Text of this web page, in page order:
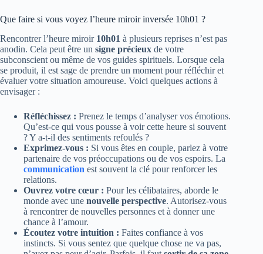
Que faire si vous voyez l’heure miroir inversée 10h01 ?
Rencontrer l’heure miroir 10h01 à plusieurs reprises n’est pas
anodin. Cela peut être un signe précieux de votre
subconscient ou même de vos guides spirituels. Lorsque cela
se produit, il est sage de prendre un moment pour réfléchir et
évaluer votre situation amoureuse. Voici quelques actions à
envisager :
Réfléchissez : Prenez le temps d’analyser vos émotions.
Qu’est-ce qui vous pousse à voir cette heure si souvent
? Y a-t-il des sentiments refoulés ?
Exprimez-vous : Si vous êtes en couple, parlez à votre
partenaire de vos préoccupations ou de vos espoirs. La
communication est souvent la clé pour renforcer les
relations.
Ouvrez votre cœur : Pour les célibataires, aborde le
monde avec une nouvelle perspective. Autorisez-vous
à rencontrer de nouvelles personnes et à donner une
chance à l’amour.
Écoutez votre intuition : Faites confiance à vos
instincts. Si vous sentez que quelque chose ne va pas,